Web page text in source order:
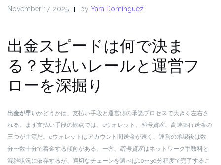
November 17, 2025 by Yara Domínguez
出金スピードは何で決ま
る？支払いレールと運営フ
ローを深掘り
出金が早いかどうかは、支払い手段と運営側の承認プロセスで大きく左右さ
れる。まず支払い手段の観点では、eウォレット、 暗号資産、高速銀行送金の
三つが主流だ。eウォレットはアカウント間送金が速く、運営の承認後は数
分〜数十分で着金する傾向がある。一方、 暗号資産はネットワーク手数料と
混雑状況に依存するが、適切なチェーンを選べば10〜30分程度で完了するこ